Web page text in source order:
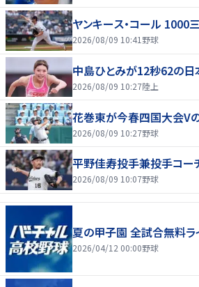
ヤンキース・コール 1000
2026/08/09 10:41 野球
中島ひとみが12秒62の
2026/08/09 10:27陸上
花巻東が今春四国大会V
2026/08/09 10:27野球
平野佳寿投手兼投手コー
2026/08/09 10:07野球
夏の甲子園 全試合無料ラ
2026/04/12 00:00野球